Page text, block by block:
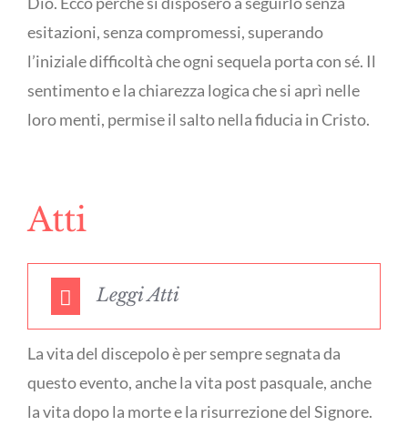
esitazioni, senza compromessi, superando
l’iniziale difficoltà che ogni sequela porta con sé. Il
sentimento e la chiarezza logica che si aprì nelle
loro menti, permise il salto nella fiducia in Cristo.
Atti
Leggi Atti
La vita del discepolo è per sempre segnata da
questo evento, anche la vita post pasquale, anche
la vita dopo la morte e la risurrezione del Signore.